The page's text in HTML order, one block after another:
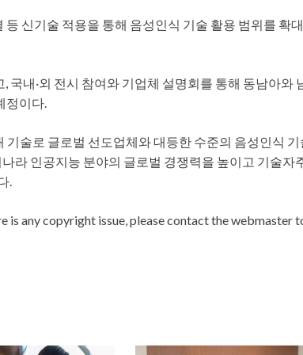
신기술 적용을 통해 음성인식 기술 활용 범위를 확
국내·외 전시 참여와 기업체 설명회를 통해 동남아와
정이다.
술로 글로벌 선도업체와 대등한 수준의 음성인식 기
라 인공지능 분야의 글로벌 경쟁력을 높이고 기술자
.
any copyright issue, please contact the webmaster